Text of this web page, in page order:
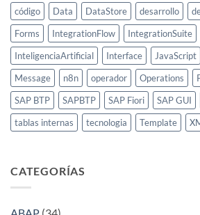
código Data DataStore desarrollo
Forms
IntegrationFlow IntegrationSuite
InteligenciaArtificial
Interface JavaScript
Message
n8n operador Operations
SAP BTP
SAPBTP SAP Fiori SAP GUI
tablas internas
tecnologia Template
CATEGORÍAS